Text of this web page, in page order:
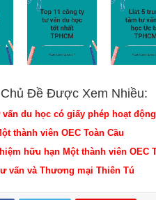
Đề Được Xem Nhiều:
du học có giấy phép hoạt động
thành viên OEC Toàn Cầu
hữu hạn Một thành viên OEC
vấn và Thương mại Thiên Tú